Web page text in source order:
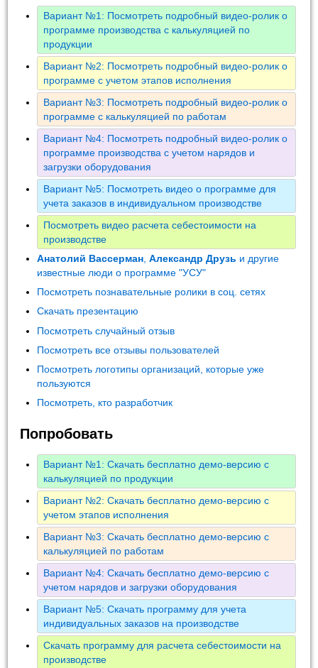
Вариант №1: Посмотреть подробный видео-ролик о
программе производства с калькуляцией по
продукции
Вариант №2: Посмотреть подробный видео-ролик о
программе с учетом этапов исполнения
Вариант №3: Посмотреть подробный видео-ролик о
программе с калькуляцией по работам
Вариант №4: Посмотреть подробный видео-ролик о
программе производства с учетом нарядов и
загрузки оборудования
Вариант №5: Посмотреть видео о программе для
учета заказов в индивидуальном производстве
Посмотреть видео расчета себестоимости на
производстве
Анатолий Вассерман ,Александр Друзь и другие
известные люди о программе "УСУ"
Посмотреть познавательные ролики в соц. сетях
Скачать презентацию
Посмотреть случайный отзыв
Посмотреть все отзывы пользователей
Посмотреть логотипы организаций, которые уже
пользуются
Посмотреть, кто разработчик
Попробовать
Вариант №1: Скачать бесплатно демо-версию с
калькуляцией по продукции
Вариант №2: Скачать бесплатно демо-версию с
учетом этапов исполнения
Вариант №3: Скачать бесплатно демо-версию с
калькуляцией по работам
Вариант №4: Скачать бесплатно демо-версию с
учетом нарядов и загрузки оборудования
Вариант №5: Скачать программу для учета
индивидуальных заказов на производстве
Скачать программу для расчета себестоимости на
производстве